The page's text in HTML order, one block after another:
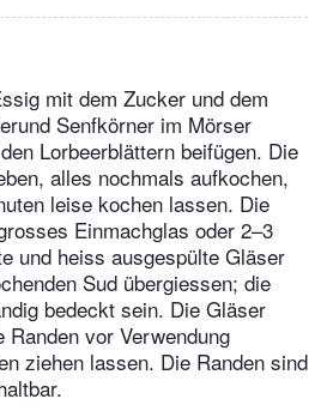
mit dem Zucker und dem
Senfkörner im Mörser
Lorbeerblättern beifügen. Die
alles nochmals aufkochen,
leise kochen lassen. Die
Einmachglas oder 2–3
und heiss ausgespülte Gläser
Sud übergiessen; die
bedeckt sein. Die Gläser
vor Verwendung
ziehen lassen. Die Randen sind